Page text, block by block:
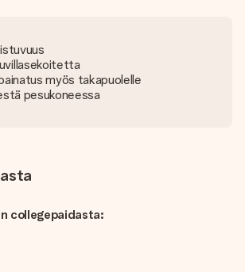
myös takapuolelle
pesukoneessa
collegepaidasta: